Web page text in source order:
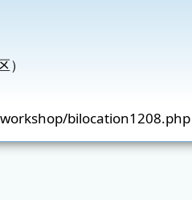
bilocation1208.php